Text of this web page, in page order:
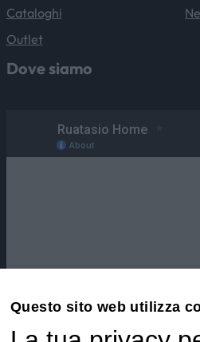
Cataloghi
Outlet
Dove siamo
Questo sito web utilizza